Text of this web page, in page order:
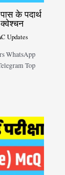
के पदार्थ
Updates
WhatsApp
Top